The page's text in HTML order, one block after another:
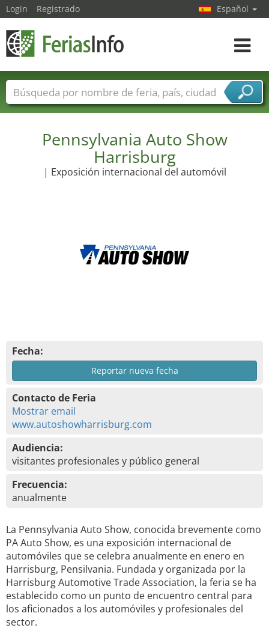
Pennsylvania Auto Show
Harrisburg
| Exposición internacional del automóvil
Fecha:
Reportar nueva fecha
Contacto de Feria
Mostrar email
www.autoshowharrisburg.com
Audiencia:
visitantes profesionales y público general
Frecuencia:
anualmente
La Pennsylvania Auto Show, conocida brevemente como
PA Auto Show, es una exposición internacional de
automóviles que se celebra anualmente en enero en
Harrisburg, Pensilvania. Fundada y organizada por la
Harrisburg Automotive Trade Association, la feria se ha
establecido como un punto de encuentro central para
los aficionados a los automóviles y profesionales del
sector.
Login Registrado Español
toggle
Nombres de ferias Países
Ciudades
Sectores de proveedor de servicios